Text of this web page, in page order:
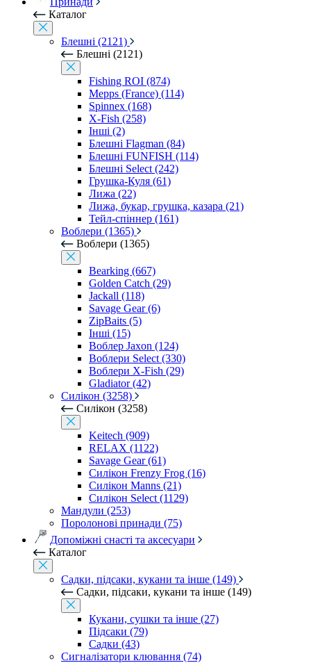
Каталог
Блешні (2121)
Блешні (2121)
Fishing ROI (874)
Mepps (France) (114)
Spinnex (168)
X-Fish (258)
Інші (2)
Блешні Flagman (84)
Блешні FUNFISH (114)
Блешні Select (242)
Грушка-Куля (61)
Лижа (22)
Лижа, букар, грушка, казара (21)
Тейл-спіннер (161)
Воблери (1365)
Воблери (1365)
Bearking (667)
Golden Catch (29)
Jackall (118)
Savage Gear (6)
ZipBaits (5)
Інші (15)
Воблер Jaxon (124)
Воблери Select (330)
Воблери X-Fish (29)
Gladiator (42)
Силікон (3258)
Силікон (3258)
Keitech (909)
RELAX (1122)
Savage Gear (61)
Силікон Frenzy Frog (16)
Силікон Manns (21)
Силікон Select (1129)
Мандули (253)
Поролонові принади (75)
Допоміжні снасті та аксесуари
Каталог
Садки, підсаки, кукани та інше (149)
Садки, підсаки, кукани та інше (149)
Кукани, сушки та інше (27)
Підсаки (79)
Садки (43)
Сигналізатори клювання (74)